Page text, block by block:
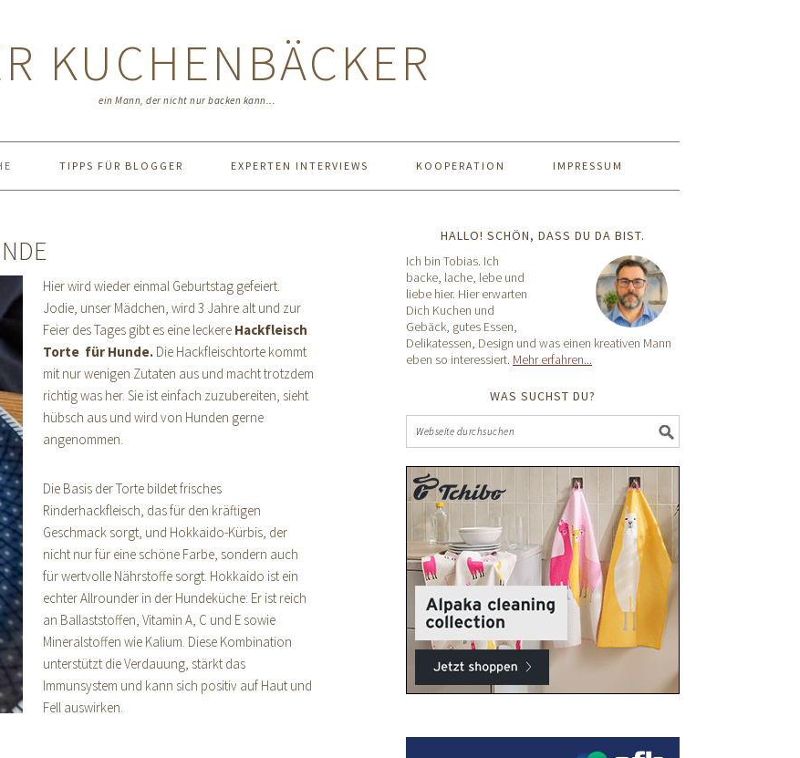
KUCHENBÄCKER
ein Mann, der nicht nur backen kann...
TIPPS FÜR BLOGGER EXPERTEN INTERVIEWS KOOPERATION IMPRESSUM
Hier wird wieder einmal Geburtstag gefeiert.
Jodie, unser Mädchen, wird 3 Jahre alt und zur
Feier des Tages gibt es eine leckere Hackfleisch
Torte für Hunde. Die Hackfleischtorte kommt
mit nur wenigen Zutaten aus und macht trotzdem
richtig was her. Sie ist einfach zuzubereiten, sieht
hübsch aus und wird von Hunden gerne
angenommen.
Die Basis der Torte bildet frisches
Rinderhackfleisch, das für den kräftigen
Geschmack sorgt, und Hokkaido-Kürbis, der
nicht nur für eine schöne Farbe, sondern auch
für wertvolle Nährstoffe sorgt. Hokkaido ist ein
echter Allrounder in der Hundeküche: Er ist reich
an Ballaststoffen, Vitamin A, C und E sowie
Mineralstoffen wie Kalium. Diese Kombination
unterstützt die Verdauung, stärkt das
Immunsystem und kann sich positiv auf Haut und
Fell auswirken.
HALLO! SCHÖN, DASS DU DA BIST.
Ich bin Tobias. Ich
backe, lache, lebe und
liebe hier. Hier erwarten
Dich Kuchen und
Gebäck, gutes Essen,
Delikatessen, Design und was einen kreativen Mann
eben so interessiert. Mehr erfahren...
WAS SUCHST DU?